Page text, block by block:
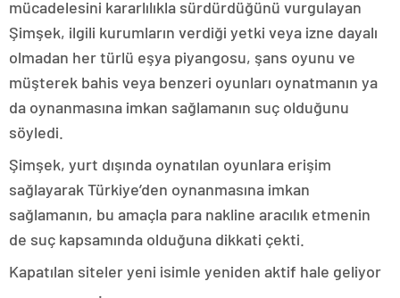
mücadelesini kararlılıkla sürdürdüğünü vurgulayan
Şimşek, ilgili kurumların verdiği yetki veya izne dayalı
olmadan her türlü eşya piyangosu, şans oyunu ve
müşterek bahis veya benzeri oyunları oynatmanın ya
da oynanmasına imkan sağlamanın suç olduğunu
söyledi.
Şimşek, yurt dışında oynatılan oyunlara erişim
sağlayarak Türkiye’den oynanmasına imkan
sağlamanın, bu amaçla para nakline aracılık etmenin
de suç kapsamında olduğuna dikkati çekti.
Kapatılan siteler yeni isimle yeniden aktif hale geliyor